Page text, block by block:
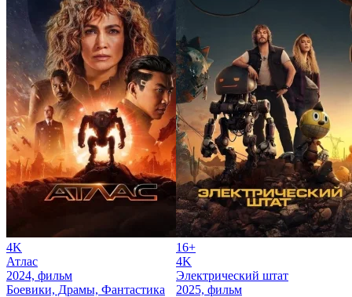
4K
Атлас
2024, фильм
Боевики, Драмы, Фантастика
16+
4K
Электрический штат
2025, фильм